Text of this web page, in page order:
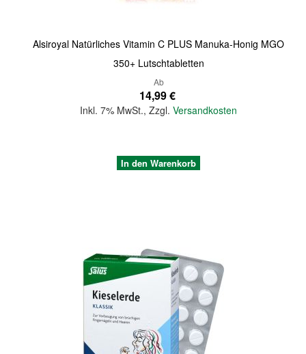
Alsiroyal Natürliches Vitamin C PLUS Manuka-Honig MGO
350+ Lutschtabletten
Ab
14,99 €
Inkl. 7% MwSt.,Zzgl.Versandkosten
In den Warenkorb